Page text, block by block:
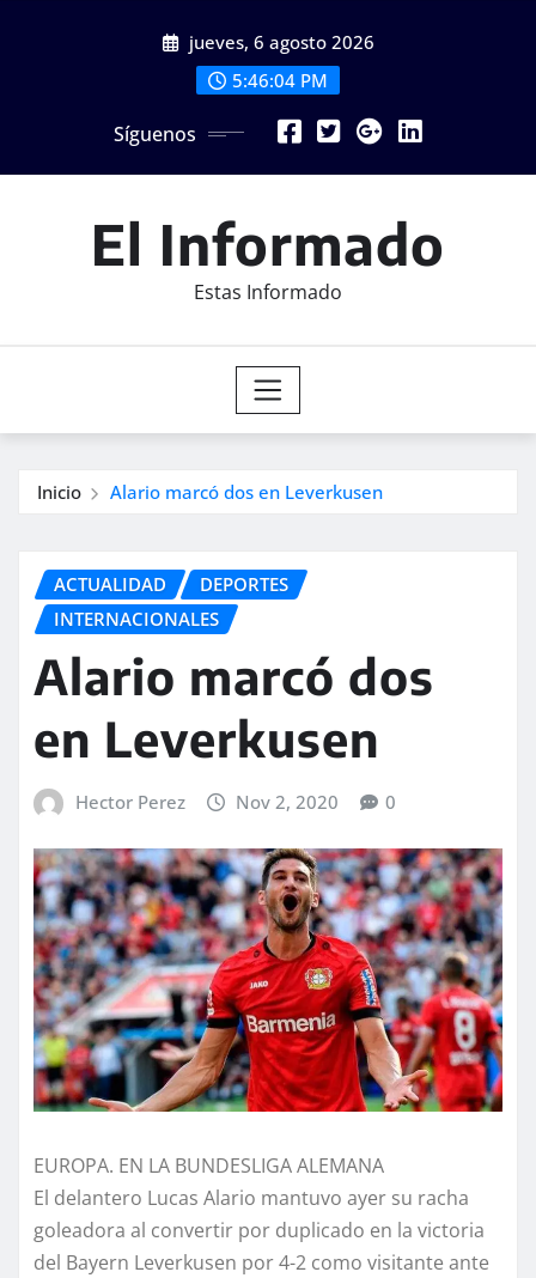
jueves, 6 agosto 2026
5:46:06 PM
Síguenos
El Informado
Estas Informado
Inicio Alario marcó dos en Leverkusen
ACTUALIDAD
DEPORTES
INTERNACIONALES
Alario marcó dos
en Leverkusen
Hector Perez Nov 2, 2020 0
EUROPA. EN LA BUNDESLIGA ALEMANA
El delantero Lucas Alario mantuvo ayer su racha
goleadora al convertir por duplicado en la victoria
del Bayern Leverkusen por 4-2 como visitante ante